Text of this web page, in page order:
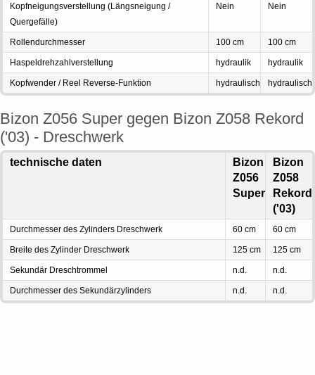
Kopfneigungsverstellung (Längsneigung /
Quergefälle)
Nein Nein
Rollendurchmesser 100 cm 100 cm
Haspeldrehzahlverstellung hydraulik hydraulik
Kopfwender / Reel Reverse-Funktion hydraulisch hydraulisch
Bizon Z056 Super gegen Bizon Z058 Rekord
('03) - Dreschwerk
technische daten
Bizon
Z056
Super
Bizon
Z058
Rekord
('03)
Durchmesser des Zylinders Dreschwerk 60 cm 60 cm
Breite des Zylinder Dreschwerk 125 cm 125 cm
Sekundär Dreschtrommel n.d. n.d.
Durchmesser des Sekundärzylinders n.d. n.d.